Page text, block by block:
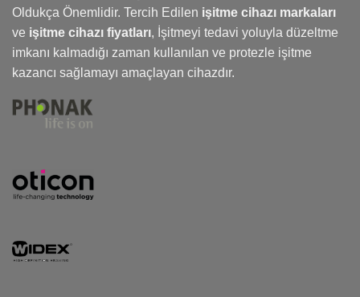
Oldukça Önemlidir. Tercih Edilen işitme cihazı markaları
ve işitme cihazı fiyatları, İşitmeyi tedavi yoluyla düzeltme
imkanı kalmadığı zaman kullanılan ve protezle işitme
kazancı sağlamayı amaçlayan cihazdır.